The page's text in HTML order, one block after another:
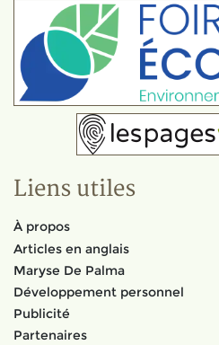
Liens utiles
À propos
Articles en anglais
Maryse De Palma
Développement personnel
Publicité
Partenaires